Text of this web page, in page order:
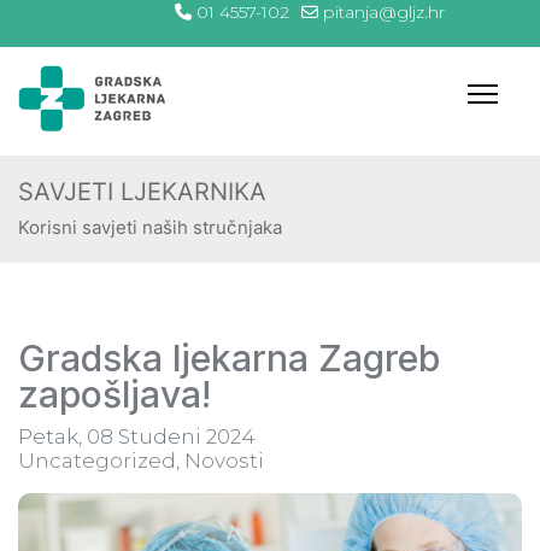
01 4557-102 pitanja@gljz.hr
SAVJETI LJEKARNIKA
Korisni savjeti naših stručnjaka
Gradska ljekarna Zagreb
zapošljava!
Petak, 08 Studeni 2024
Uncategorized Novosti